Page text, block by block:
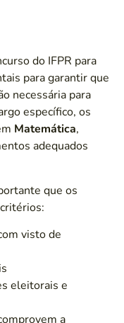
do IFPR para
para garantir que
necessária para
específico, os
Matemática,
adequados
que os
visto de
eleitorais e
a